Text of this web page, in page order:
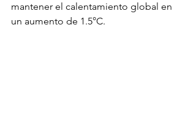
mantener el calentamiento global en
un aumento de 1.5°C.